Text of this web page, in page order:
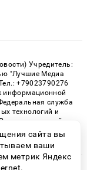
Учредитель:
"Лучшие Медиа
+79023790276
информационной
служба
технологий и
сайта вы
ваши
метрик Яндекс